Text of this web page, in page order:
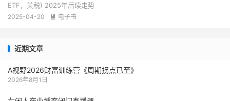
ETF，关税) 2025年后续走势
2025-04-20  电子书
近期文章
A视野2026财富训练营《周期拐点已至》
2026年8月1日